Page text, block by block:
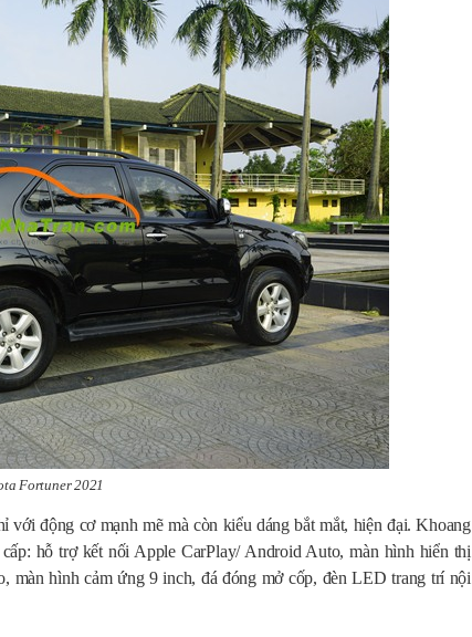
Fortuner 2021
với động cơ mạnh mẽ mà còn kiểu dáng bắt mắt, hiện đại. Khoang
hỗ trợ kết nối Apple CarPlay/ Android Auto, màn hình hiển thị
màn hình cảm ứng 9 inch, đá đóng mở cốp, đèn LED trang trí nội